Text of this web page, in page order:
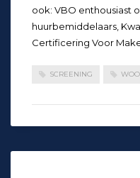
ook: VBO enthousiast
huurbemiddelaars,
Certificering Voor
SCREENING